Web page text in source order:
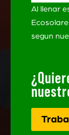
Al llenar
segun